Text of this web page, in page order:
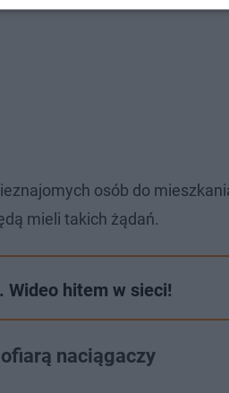
osób do
mieli takich żądań.
Wideo hitem w sieci!
naciągaczy